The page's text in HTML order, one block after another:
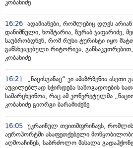
კობახიძე
16:26 ადამიანები, რომლებიც დღეს
დანიშნული, ხოშტარია, ზურაბ ჯაფარიძე,
საუბრობდნენ, რომ რუსი ტურისტი იყო
განსხვავებული რიტორიკა,
კობახიძე
16:21
„ნაცისგანაც“ კი ამაზრზენია ასეთი
აუცილებლად სჭირდება საზოგადოების
სამარცხვინოა, რაც ამ კონკრეტულმა
კობახიძე გიორგი ბარამიძეზე
16:05 უკრაინულ თვითმფრინავს,
აეროპორტში ასაფეთქებელი
აღმოაჩინეს, საბრძოლო მასალა